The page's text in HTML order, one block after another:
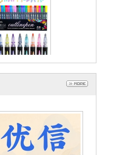
属闪光笔手抄报手帐荧光